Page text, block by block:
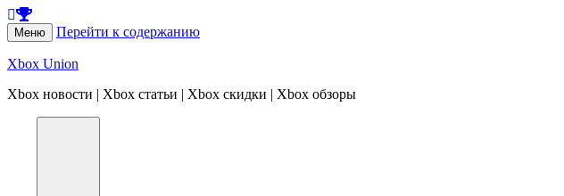
Меню Перейти к содержанию
Xbox Union
Xbox новости | Xbox статьи | Xbox скидки | Xbox обзоры